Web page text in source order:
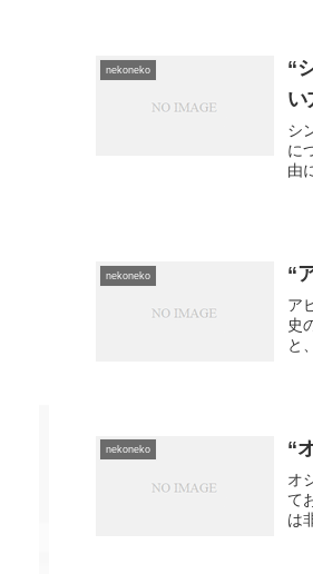
nekoneko
“
い
シ
に
由
nekoneko “
ア
史
と
nekoneko “
オ
て
は